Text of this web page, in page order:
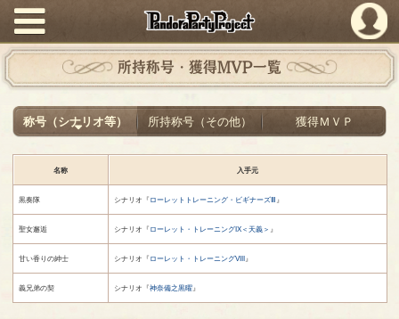
PandoraPartyProject
所持称号・獲得MVP一覧
称号（シナリオ等） 所持称号（その他） 獲得ＭＶＰ
名称 入手元
黒奏隊 シナリオ『 ローレットトレーニング・ビギナーズⅢ 』
聖女邂逅 シナリオ『 ローレット・トレーニングIX＜天義＞ 』
甘い香りの紳士 シナリオ『 ローレット・トレーニングVIII』
義兄弟の契 シナリオ『神奈備之黒曜』